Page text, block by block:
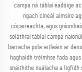
campa ná táblaí éadóige
ngach cineál aimsire
cócaireachta, agus
soláthraí táblaí campa
barracha pola-eitleáin ar
haghaidh tréimhse fada
snaithithe nuálacha a ligfidh